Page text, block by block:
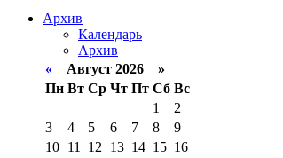
Архив
Календарь
Архив
« Август 2026 »
Пн Вт Ср Чт Пт Сб Вс
1
2
3
4 5 6 7 8
9
10 11 12 13 14 15 16